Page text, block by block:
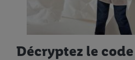
Décryptez le